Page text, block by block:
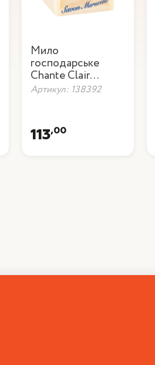
Мило
господарське
Chante Clair
Марсельське 300 г
Артикул: 138392
113,00